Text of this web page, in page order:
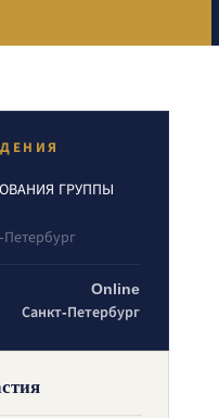
ГРУППЫ
Петербург
Online
Санкт-Петербург